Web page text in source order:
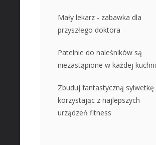
Mały lekarz - zabawka dla
przyszłego doktora
Patelnie do naleśników są
niezastąpione w każdej kuchni
Zbuduj fantastyczną sylwetkę
korzystając z najlepszych
urządzeń fitness